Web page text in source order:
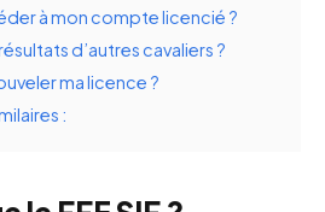
à mon compte licencié ?
d’autres cavaliers ?
ma licence ?
: